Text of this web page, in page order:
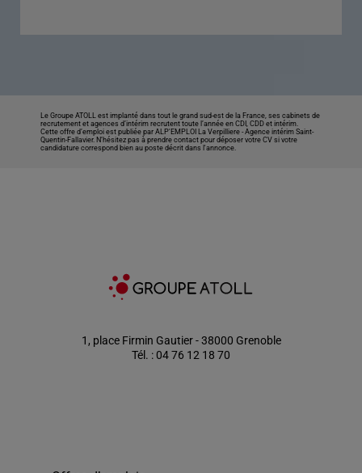
Le Groupe ATOLL est implanté dans tout le grand sud-est de la France, ses cabinets de
recrutement et agences d’intérim recrutent toute l’année en CDI, CDD et intérim.
Cette offre d’emploi est publiée par ALP'EMPLOI La Verpilliere -Agence intérim Saint-
Quentin-Fallavier. N’hésitez pas à prendre contact pour déposer votre CV si votre
candidature correspond bien au poste décrit dans l'annonce.
1, place Firmin Gautier - 38000 Grenoble
Tél. : 04 76 12 18 70